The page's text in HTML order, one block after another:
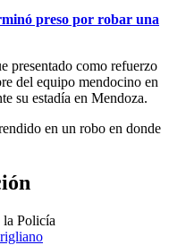
preso por robar una
presentado como refuerzo
del equipo mendocino en
su estadía en Mendoza.
en un robo en donde
la Policía